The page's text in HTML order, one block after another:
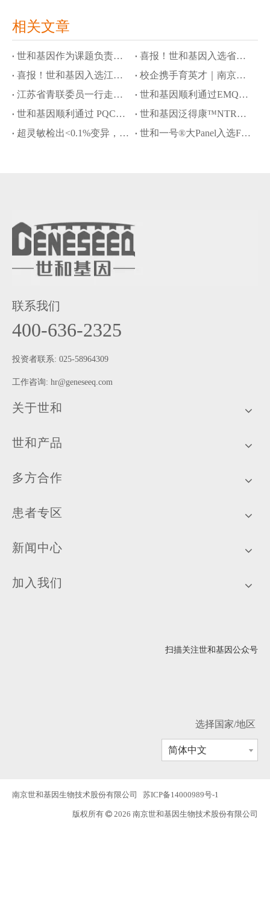
相关文章
世和基因作为课题负责单位参与国家科技重大专项，攻关隐匿性肿瘤液体活检
喜报！世和基因入选省级高质量数据集建设先行先试项目
喜报！世和基因入选江苏省工信领域行业高质量数据集建设先行先试名单
校企携手育英才｜南京大学奖学金颁奖仪式暨世和基因企业开放日
江苏省青联委员一行走访世和基因
世和基因顺利通过EMQN四项室间质评
世和基因顺利通过 PQCC 胃癌 Claudin 18.2 免疫组化判读能力验证
世和基因泛得康™NTRK试剂盒再获批瑞普替尼伴随诊断
超灵敏检出<0.1%变异，世和基因满分通过CAP cfDNA室间质评
世和一号®大Panel入选FDA人工智能医疗器械清单
联系我们
400-636-2325
投资者联系: 025-58964309
工作咨询: hr@geneseeq.com
关于世和
世和产品
多方合作
患者专区
新闻中心
加入我们
扫描关注世和基因公众号
选择国家/地区
简体中文
南京世和基因生物技术股份有限公司 苏ICP备14000989号-1
版权所有  2026 南京世和基因生物技术股份有限公司